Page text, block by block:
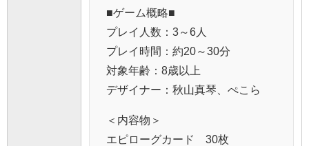
■ゲーム概略■
プレイ人数：3～6人
プレイ時間：約20～30分
対象年齢：8歳以上
デザイナー：秋山真琴、ぺこら
＜内容物＞
エピローグカード 30枚